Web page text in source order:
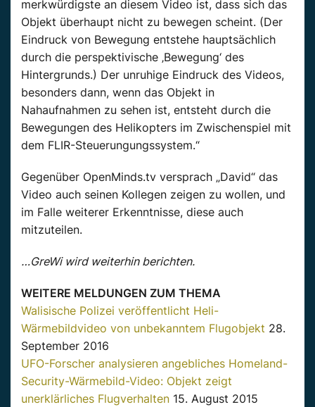
merkwürdigste an diesem Video ist, dass sich das
Objekt überhaupt nicht zu bewegen scheint. (Der
Eindruck von Bewegung entstehe hauptsächlich
durch die perspektivische ‚Bewegung‘ des
Hintergrunds.) Der unruhige Eindruck des Videos,
besonders dann, wenn das Objekt in
Nahaufnahmen zu sehen ist, entsteht durch die
Bewegungen des Helikopters im Zwischenspiel mit
dem FLIR-Steuerungungssystem.“
Gegenüber OpenMinds.tv versprach „David“ das
Video auch seinen Kollegen zeigen zu wollen, und
im Falle weiterer Erkenntnisse, diese auch
mitzuteilen.
…GreWi wird weiterhin berichten.
WEITERE MELDUNGEN ZUM THEMA
Walisische Polizei veröffentlicht Heli-
Wärmebildvideo von unbekanntem Flugobjekt 28.
September 2016
UFO-Forscher analysieren angebliches Homeland-
Security-Wärmebild-Video: Objekt zeigt
unerklärliches Flugverhalten 15. August 2015